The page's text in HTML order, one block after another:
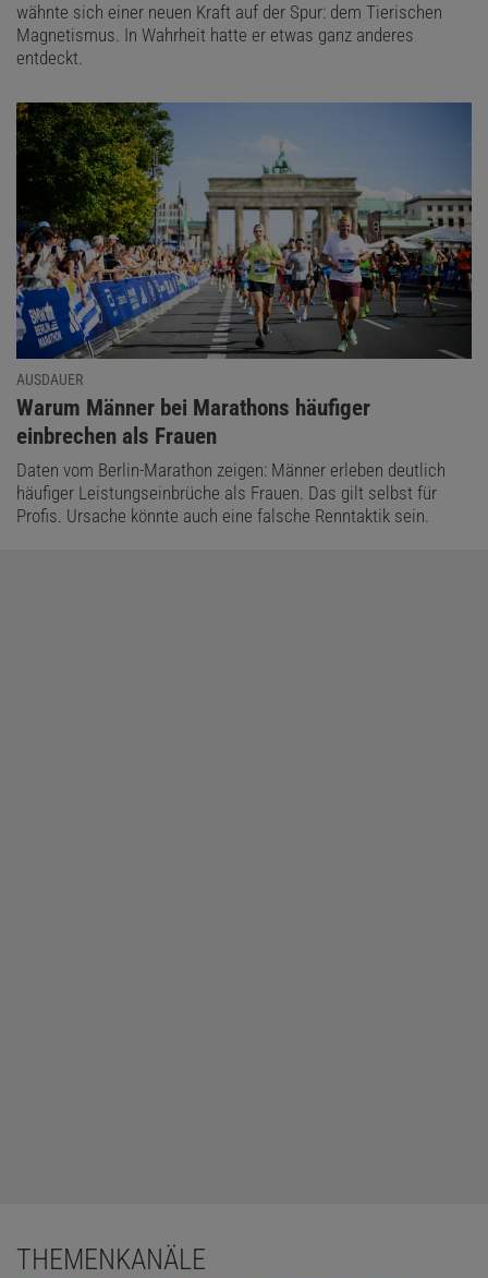
wähnte sich einer neuen Kraft auf der Spur: dem Tierischen
Magnetismus. In Wahrheit hatte er etwas ganz anderes
entdeckt.
AUSDAUER
:
Warum Männer bei Marathons häufiger
einbrechen als Frauen
Daten vom Berlin-Marathon zeigen: Männer erleben deutlich
häufiger Leistungseinbrüche als Frauen. Das gilt selbst für
Profis. Ursache könnte auch eine falsche Renntaktik sein.
THEMENKANÄLE